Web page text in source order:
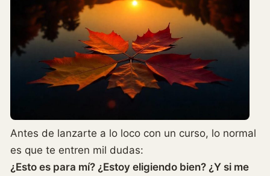
Antes de lanzarte a lo loco con un curso, lo normal
es que te entren mil dudas:
¿Esto es para mí? ¿Estoy eligiendo bien? ¿Y si me